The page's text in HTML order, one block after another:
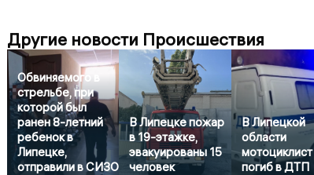
Другие новости Происшествия
Обвиняемого в
стрельбе, при
которой был
ранен 8-летний
ребенок в
Липецке,
отправили в СИЗО
В Липецке пожар
в 19-этажке,
эвакуированы 15
человек
В Липецкой
области
мотоциклист
погиб в ДТП